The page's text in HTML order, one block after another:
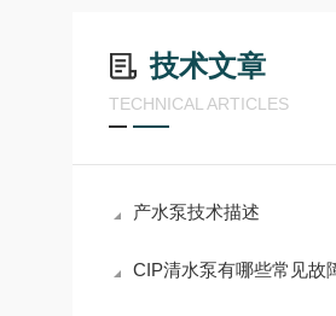
技术文章
TECHNICAL ARTICLES
产水泵技术描述
CIP清水泵有哪些常见故障及